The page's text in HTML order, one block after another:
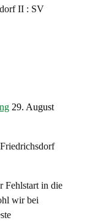
II : SV
29. August
Fehlstart in die
wir bei